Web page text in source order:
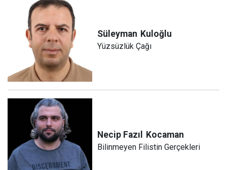
Süleyman Kuloğlu
Yüzsüzlük Çağı
Necip Fazıl Kocaman
Bilinmeyen Filistin Gerçekleri